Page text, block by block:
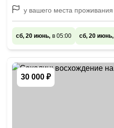
у вашего места проживания
сб, 20 июнь, в 05:00 сб, 20 июнь,
30 000 ₽